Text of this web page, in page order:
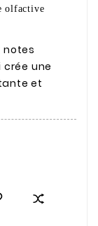
olfactive
notes
une
et